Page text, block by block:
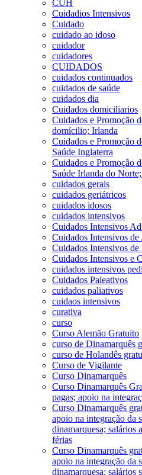
CUH
Cuidadios Intensivos
Cuidado
cuidado ao idoso
cuidador
cuidadores
CUIDADOS
cuidados continuados
cuidados de saúde
cuidados dia
Cuidados domiciliarios
Cuidados e Promoção
domícilio; Irlanda
Cuidados e Promoção
Saúde Inglaterra
Cuidados e Promoção
Saúde Irlanda do
cuidados gerais
cuidados geriátricos
cuidados idosos
cuidados intensivos
Cuidados Intensivos
Cuidados Intensivos
Cuidados Intensivos de
Cuidados Intensivos e
cuidados intensivos
Cuidados Paleativos
cuidados paliativos
cuidaos intensivos
curativa
curso
Curso Alemão Gratuito
curso de Dinamarquês
curso de Holandês
Curso de Vigilante
Curso Dinamarquês
Curso Dinamarquês
pagas; apoio na
Curso Dinamarquês
apoio na integração da
dinamarquesa; salários
férias
Curso Dinamarquês
apoio na integração da
dinamarquesa; salários